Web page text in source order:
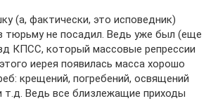
(а, фактически, это исповедник)
тюрьму не посадил. Ведь уже был (еще
КПСС, который массовые репрессии
иерея появилась масса хорошо
крещений, погребений, освящений
т.д. Ведь все близлежащие приходы